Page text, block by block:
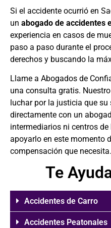
Si el accidente ocurrió en
un abogado de accidentes
experiencia en casos de
paso a paso durante el
derechos y buscando la
Llame a Abogados de
una consulta gratis.
luchar por la justicia que su
directamente con un
intermediarios ni centros
apoyarlo en este momento
compensación que necesita.
Te
Accidentes de Carro
Accidentes Peatonales